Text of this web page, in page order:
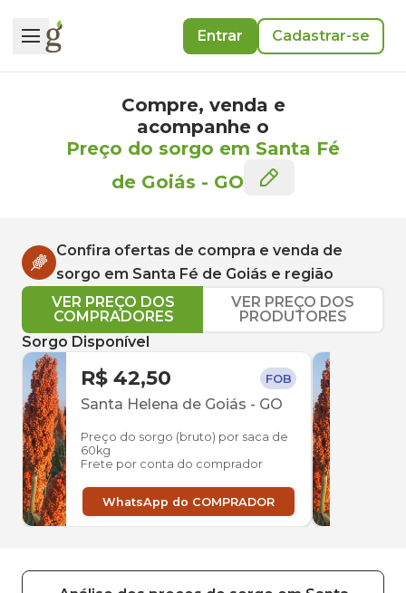
Entrar Cadastrar-se
Compre, venda e
acompanhe o
Preço do sorgo em Santa Fé
de Goiás - GO
Confira ofertas de compra e venda de
sorgo em Santa Fé de Goiás e região
VER PREÇO DOS
COMPRADORES
VER PREÇO DOS
PRODUTORES
Sorgo Disponível
R$ 42,50 FOB
Santa Helena de Goiás - GO
Preço do sorgo (bruto) por saca de
60kg
Frete por conta do comprador
WhatsApp do COMPRADOR